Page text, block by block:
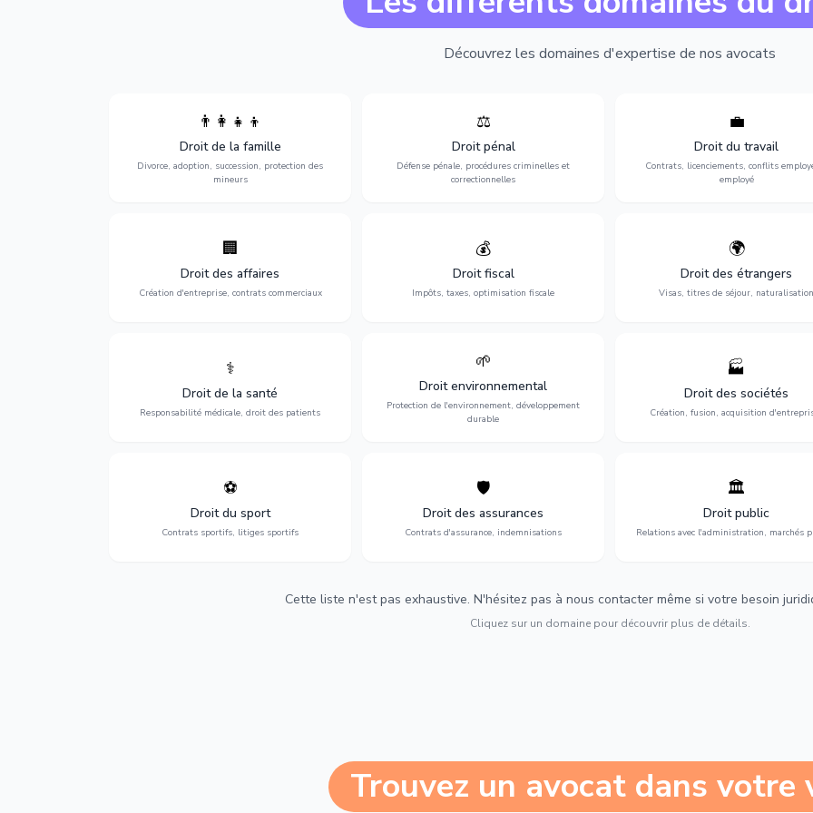
Découvrez les domaines d'expertise de nos avocats
👨‍👩‍👧‍👦
Droit de la famille
Divorce, adoption, succession, protection des
mineurs
succession et protection des personnes
vulnérables.
⚖️
Droit pénal
Défense pénale, procédures criminelles et
correctionnelles
Expertise en matière pénale, de
l'assistance en garde à vue jusqu'au
procès, pour toute affaire correctionnelle
ou criminelle.
💼
Droit du travail
Contrats, licenciements, conflits
employé
Protection de vos droits au
contrats, licenciements,
discrimination et conflits avec
l'employeur.
🏢
Droit des affaires
Création d'entreprise, contrats commerciaux
Accompagnement complet pour votre
entreprise : création, contrats
commerciaux, concurrence et litiges.
💰
Droit fiscal
Impôts, taxes, optimisation fiscale
Optimisation de votre situation fiscale :
déclarations, contentieux, contrôles
fiscaux et planification.
🌍
Droit des étrangers
Visas, titres de séjour, naturalisation
Obtention de vos droits de séjour :
cartes de séjour, regroupement
naturalisation.
⚕️
Droit de la santé
Responsabilité médicale, droit des patients
Défense de vos droits médicaux : erreurs
médicales, responsabilité des praticiens
et indemnisation.
🌱
Droit environnemental
Protection de l'environnement, développement
durable
environnementale, litiges et
développement durable.
🏭
Droit des sociétés
Création, fusion, acquisition
Structuration de votre société :
fusion-acquisition, gouvernance
restructuration.
⚽
Droit du sport
Contrats sportifs, litiges sportifs
Expertise en droit sportif : contrats de
sportifs, transferts, sponsoring et
contentieux.
🛡️
Droit des assurances
Contrats d'assurance, indemnisations
Défense de vos intérêts : contrats
d'assurance, sinistres et indemnisations
optimales.
🏛️
Droit public
Relations avec l'administration, marchés
Gestion de vos relations avec
l'administration : marchés
urbanisme et contentieux.
Cette liste n'est pas exhaustive. N'hésitez pas à nous contacter même si votre besoin
Cliquez sur un domaine pour découvrir plus de détails.
Trouvez un avocat dans votre